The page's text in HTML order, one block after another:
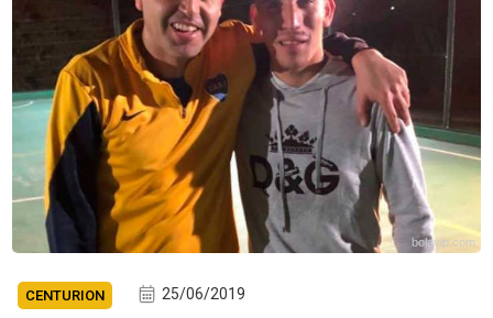
bolavip.com
CENTURION 25/06/2019